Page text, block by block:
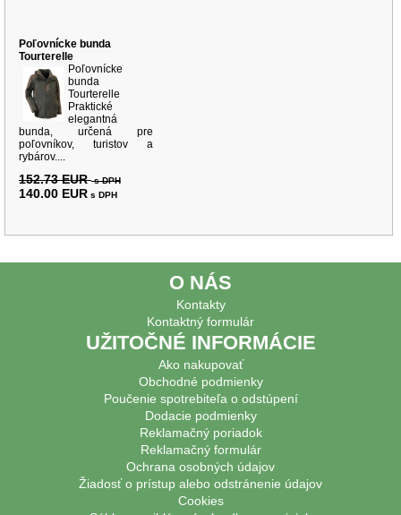
Poľovnícke bunda
Tourterelle
Poľovnícke
bunda
Tourterelle
Praktické
elegantná
bunda, určená pre
poľovníkov, turistov a
rybárov....
152.73 EURs DPH
140.00 EUR s DPH
O NÁS
Kontakty
Kontaktný formulár
UŽITOČNÉ INFORMÁCIE
Ako nakupovať
Obchodné podmienky
Poučenie spotrebiteľa o odstúpení
Dodacie podmienky
Reklamačný poriadok
Reklamačný formulár
Ochrana osobných údajov
Žiadosť o prístup alebo odstránenie údajov
Cookies